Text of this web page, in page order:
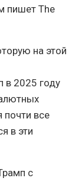
пишет The
на этой
в 2025 году
почти все
в эти
с